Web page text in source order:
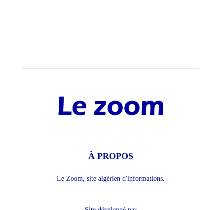
À PROPOS
Le Zoom, site algérien d'informations.